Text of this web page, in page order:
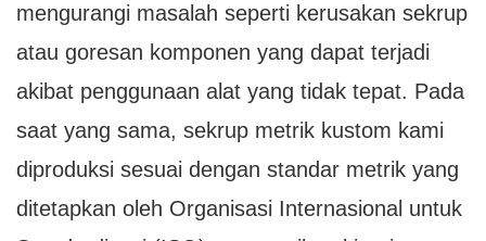
mengurangi masalah seperti kerusakan sekrup
atau goresan komponen yang dapat terjadi
akibat penggunaan alat yang tidak tepat. Pada
saat yang sama, sekrup metrik kustom kami
diproduksi sesuai dengan standar metrik yang
ditetapkan oleh Organisasi Internasional untuk